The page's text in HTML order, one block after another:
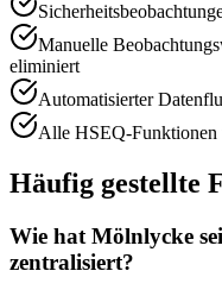
Manuelle
eliminiert
Automatisierter
Alle HSEQ-Funktionen
Häufig gestellte
Wie hat Mölnlycke
zentralisiert?